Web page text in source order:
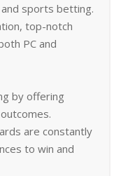
sports betting.
top-notch
PC and
by offering
are constantly
to win and